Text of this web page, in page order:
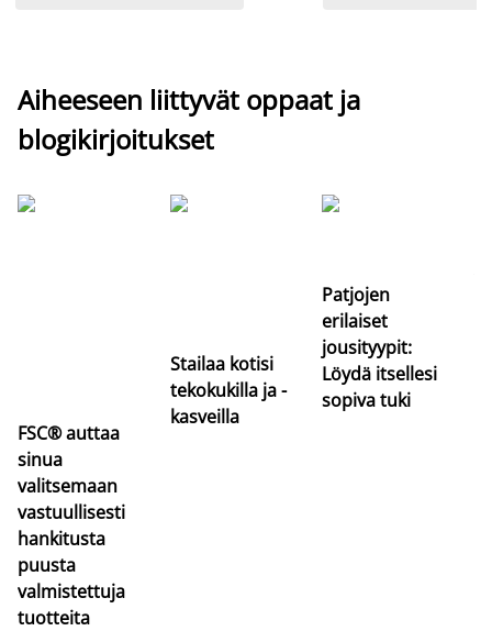
Aiheeseen liittyvät oppaat ja
blogikirjoitukset
FSC® auttaa
sinua
valitsemaan
vastuullisesti
hankitusta
puusta
valmistettuja
tuotteita
Stailaa kotisi
tekokukilla ja -
kasveilla
Patjojen
erilaiset
jousityypit:
Löydä itsellesi
sopiva tuki